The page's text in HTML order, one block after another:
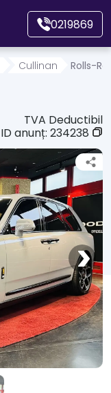
0219869
Cullinan Rolls-
TVA Deductibil
ID anunț: 234238